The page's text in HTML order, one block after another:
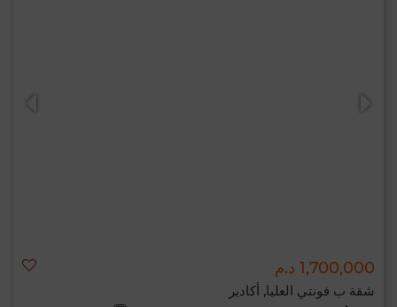
1,700,000 د.م
شقة ب فونتي العليا, أكادير